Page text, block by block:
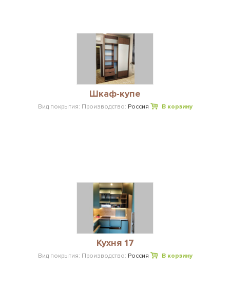
Шкаф-купе
Вид покрытия: Производство: Россия В корзину
Кухня 17
Вид покрытия: Производство: Россия В корзину